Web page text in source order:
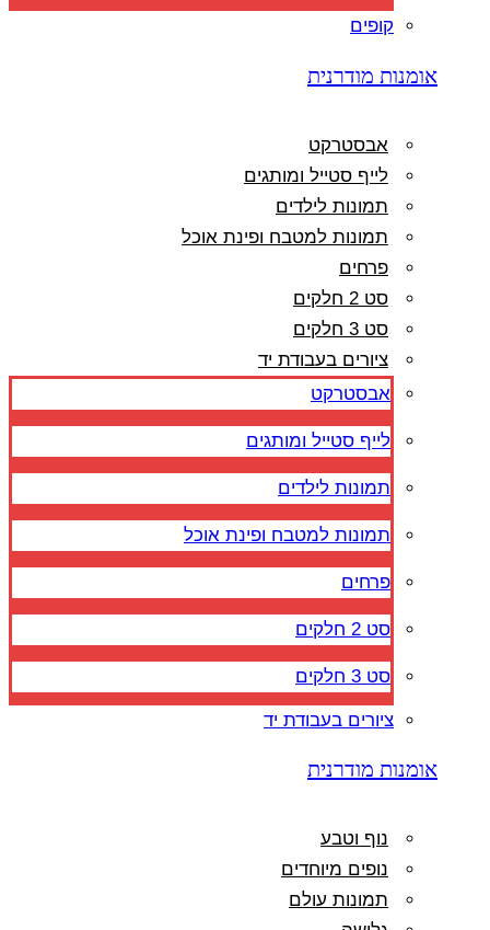
קופים
אומנות מודרנית
אבסטרקט
לייף סטייל ומותגים
תמונות לילדים
תמונות למטבח ופינת אוכל
פרחים
סט 2 חלקים
סט 3 חלקים
ציורים בעבודת יד
אבסטרקט
לייף סטייל ומותגים
תמונות לילדים
תמונות למטבח ופינת אוכל
פרחים
סט 2 חלקים
סט 3 חלקים
ציורים בעבודת יד
אומנות מודרנית
נוף וטבע
נופים מיוחדים
תמונות עולם